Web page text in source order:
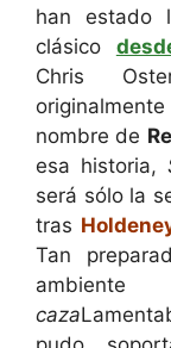
han estado
clásico
Chris
nombre de
esa historia,
será sólo la
tras
Tan
caza